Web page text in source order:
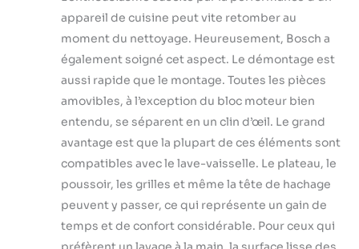
appareil de cuisine peut vite retomber au
moment du nettoyage. Heureusement, Bosch a
également soigné cet aspect. Le démontage est
aussi rapide que le montage. Toutes les pièces
amovibles, à l’exception du bloc moteur bien
entendu, se séparent en un clin d’œil. Le grand
avantage est que la plupart de ces éléments sont
compatibles avec le lave-vaisselle. Le plateau, le
poussoir, les grilles et même la tête de hachage
peuvent y passer, ce qui représente un gain de
temps et de confort considérable. Pour ceux qui